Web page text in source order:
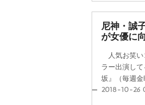
尼神・誠
が女優に
人気お笑い
ラー出演し
坂』（毎週
2018-10-26